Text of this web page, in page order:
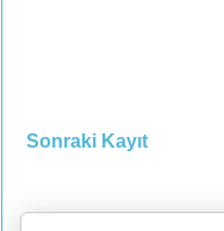
Sonraki Kayıt